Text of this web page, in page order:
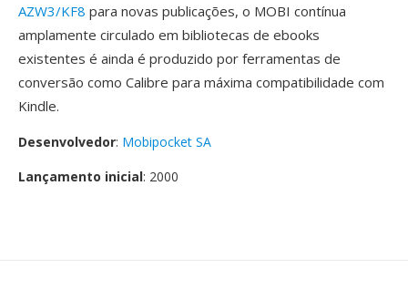
AZW3/KF8 para novas publicações, o MOBI contínua
amplamente circulado em bibliotecas de ebooks
existentes é ainda é produzido por ferramentas de
conversão como Calibre para máxima compatibilidade com
Kindle.
Desenvolvedor: Mobipocket SA
Lançamento inicial: 2000